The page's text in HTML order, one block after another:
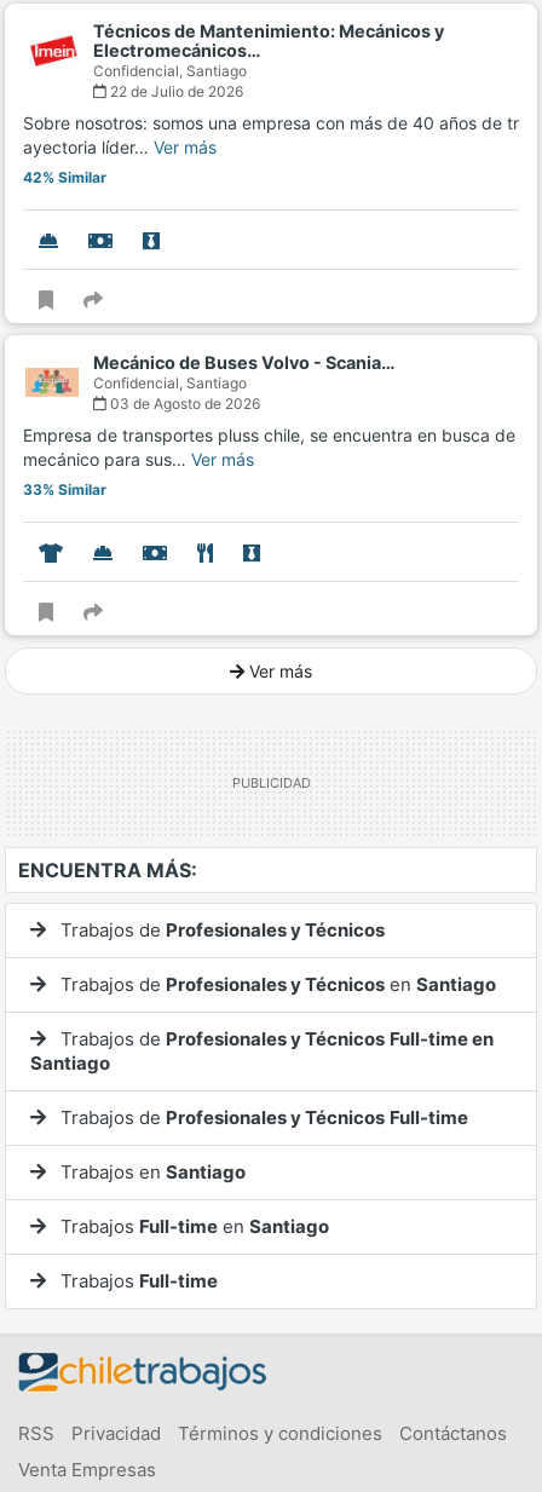
Técnicos de Mantenimiento: Mecánicos y
Electromecánicos…
Confidencial, Santiago
22 de Julio de 2026
Sobre nosotros: somos una empresa con más de 40 años de tr
ayectoria líder… Ver más
42% Similar
Mecánico de Buses Volvo - Scania…
Confidencial, Santiago
03 de Agosto de 2026
Empresa de transportes pluss chile, se encuentra en busca de
mecánico para sus… Ver más
33% Similar
Ver más
ENCUENTRA MÁS:
Trabajos de Profesionales y Técnicos
Trabajos de Profesionales y Técnicos en Santiago
Trabajos de Profesionales y Técnicos Full-time en
Santiago
Trabajos de Profesionales y Técnicos Full-time
Trabajos en Santiago
Trabajos Full-time en Santiago
Trabajos Full-time
RSS Privacidad Términos y condiciones
Contáctanos
Venta Empresas